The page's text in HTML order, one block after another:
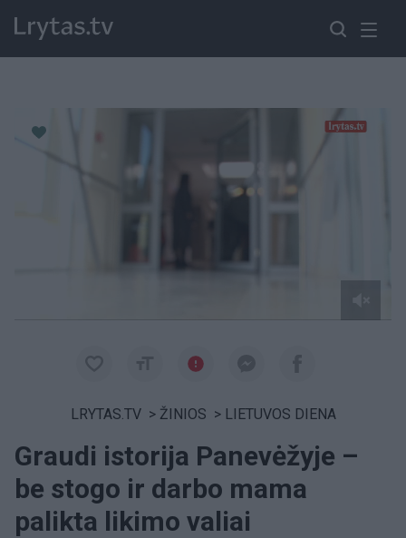
LRYTAS.TV > ŽINIOS > LIETUVOS DIENA
Graudi istorija Panevėžyje –
be stogo ir darbo mama
palikta likimo valiai